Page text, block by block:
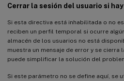
Cerrar la sesión del usuario si
Si esta directiva está inhabilitada o no
reciben un perfil temporal si ocurre
almacén de los usuarios no está
muestra un mensaje de error y se cierra
puede simplificar la solución del
Si este parámetro no se define aquí, se